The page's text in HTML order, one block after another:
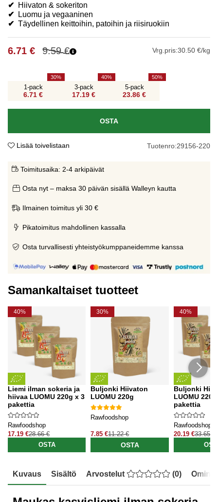
✔
Hiivaton & sokeriton
✔ Luomu ja vegaaninen
✔ Täydellinen keittoihin, patoihin ja riisiruokiin
9.59€
6.71 € Vrg.pris:30.50 €/kg
1-pack
6.71 €
30
3-pack
17.19 €
40
5-pack
23.86 €
50
OSTA
Lisää toivelistaan Tuotenro:29156-220
Toimitusaika: 2-4 arkipäivät
Osta nyt – maksa 30 päivän sisällä Walleyn kautta
Ilmainen toimitus yli 30 €
Pikatoimitus mahdollinen kassalla
Osta turvallisesti yhteistyökumppaneidemme kanssa
Samankaltaiset tuotteet
40%
Liemi ilman sokeria ja
hiivaa LUOMU 220g x 3
pakettia
Rawfoodshop
17.19 €28.66 €
OSTA
30%
Buljonki Hiivaton
LUOMU 220g
Rawfoodshop
7.85 €11.22 €
OSTA
40%
Buljonki
LUOMU
pakettia
Rawfoodshop
20.19 €33.65 €
Kuvaus Sisältö Arvostelut (0)